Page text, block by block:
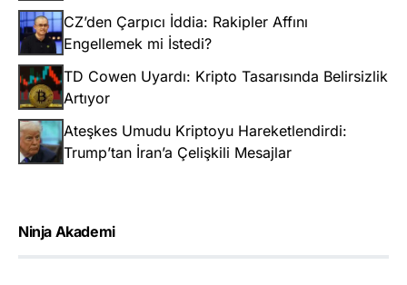
CZ’den Çarpıcı İddia: Rakipler Affını
Engellemek mi İstedi?
TD Cowen Uyardı: Kripto Tasarısında Belirsizlik
Artıyor
Ateşkes Umudu Kriptoyu Hareketlendirdi:
Trump’tan İran’a Çelişkili Mesajlar
Ninja Akademi